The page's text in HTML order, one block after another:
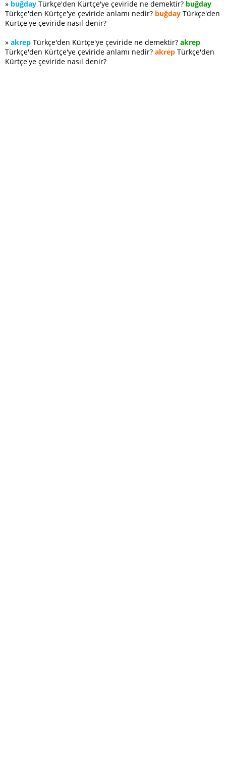
» buğday Türkçe'den Kürtçe'ye çeviride ne demektir? buğday
Türkçe'den Kürtçe'ye çeviride anlamı nedir? buğday Türkçe'den
Kürtçe'ye çeviride nasıl denir?
» akrep Türkçe'den Kürtçe'ye çeviride ne demektir? akrep
Türkçe'den Kürtçe'ye çeviride anlamı nedir? akrep Türkçe'den
Kürtçe'ye çeviride nasıl denir?